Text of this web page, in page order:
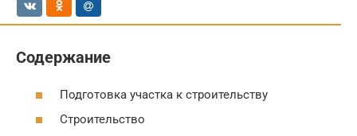
Содержание
Подготовка участка к строительству
Строительство